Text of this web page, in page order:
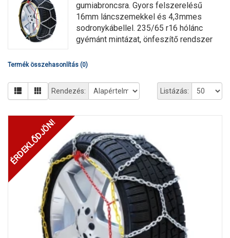
gumiabroncsra. Gyors felszerelésű
16mm láncszemekkel és 4,3mmes
sodronykábellel. 235/65 r16 hólánc
gyémánt mintázat, önfeszítő rendszer
Termék összehasonlítás (0)
Listázás:
Rendezés:
ÉRDEKLŐDJÖN!